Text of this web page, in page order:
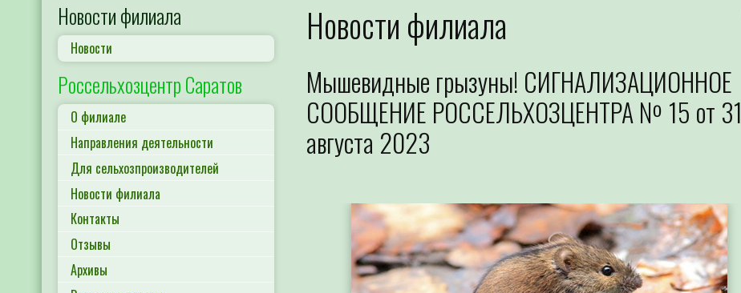
Новости филиала
Новости
Россельхозцентр Саратов
О филиале
Направления деятельности
Для сельхозпроизводителей
Новости филиала
Контакты
Отзывы
Архивы
Новости филиала
Мышевидные грызуны! СИГНАЛИЗАЦИОННОЕ
СООБЩЕНИЕ РОССЕЛЬХОЗЦЕНТРА № 15 от 31
августа 2023